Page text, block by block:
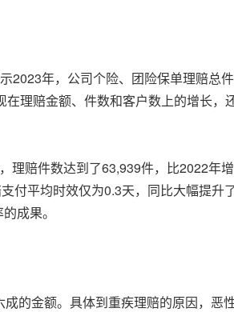
年，公司个险、团险保单理赔总件
理赔金额、件数和客户数上的增长，
理赔件数达到了63,939件，比2022年
付平均时效仅为0.3天，同比大幅提升
成果。
的金额。具体到重疾理赔的原因，恶